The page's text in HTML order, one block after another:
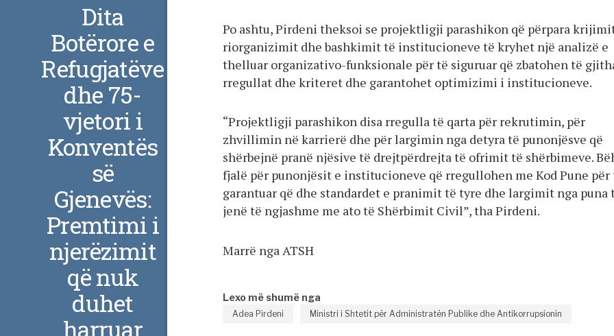
Po ashtu, Pirdeni theksoi se projektligji parashikon që përpara
riorganizimit dhe bashkimit të institucioneve të kryhet një analizë e
thelluar organizativo-funksionale për të siguruar që zbatohen të
rregullat dhe kriteret dhe garantohet optimizimi i institucioneve.
“Projektligji parashikon disa rregulla të qarta për rekrutimin, për
zhvillimin në karrierë dhe për largimin nga detyra të punonjësve që
shërbejnë pranë njësive të drejtpërdrejta të ofrimit të shërbimeve.
fjalë për punonjësit e institucioneve që rregullohen me Kod Pune për
garantuar që dhe standardet e pranimit të tyre dhe largimit nga puna
jenë të ngjashme me ato të Shërbimit Civil”, tha Pirdeni.
Marrë nga ATSH
Lexo më shumë nga
Adea Pirdeni Ministri i Shtetit për Administratën Publike dhe Antikorrupsionin
Dita
Botërore e
Refugjatëve
dhe 75-
vjetori i
Konventës
së
Gjenevës:
Premtimi i
njerëzimit
që nuk
duhet
harruar